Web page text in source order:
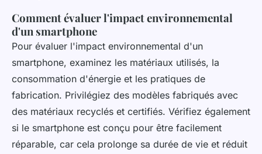
Comment évaluer l'impact environnemental
d'un smartphone
Pour évaluer l'impact environnemental d'un
smartphone, examinez les matériaux utilisés, la
consommation d'énergie et les pratiques de
fabrication. Privilégiez des modèles fabriqués avec
des matériaux recyclés et certifiés. Vérifiez également
si le smartphone est conçu pour être facilement
réparable, car cela prolonge sa durée de vie et réduit